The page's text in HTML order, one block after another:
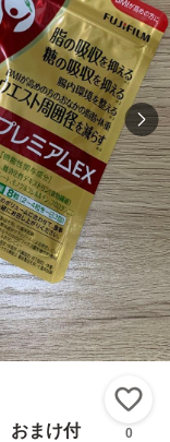
おまけ付
0